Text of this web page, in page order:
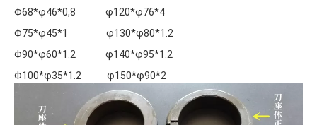
Φ68*φ46*0,8 φ120*φ76*4
Φ75*φ45*1 φ130*φ80*1.2
Φ90*φ60*1.2 φ140*φ95*1.2
Φ100*φ35*1.2 φ150*φ90*2